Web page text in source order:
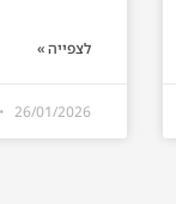
לצפייה »
26/01/2026